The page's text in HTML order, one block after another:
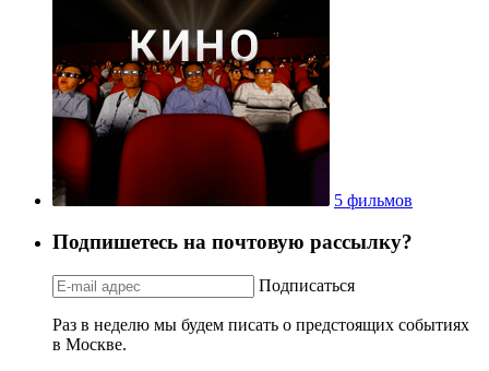
5 фильмов
Подпишетесь на почтовую рассылку?
Подписаться
Раз в неделю мы будем писать о предстоящих событиях
в Москве.